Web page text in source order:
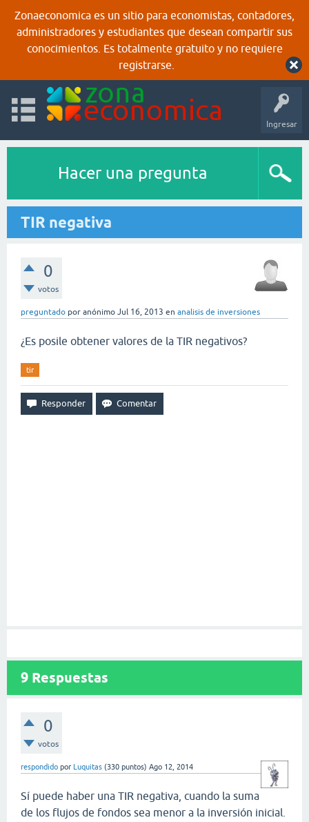
Zonaeconomica es un sitio para economistas, contadores,
administradores y estudiantes que desean compartir sus
conocimientos. Es totalmente gratuito y no requiere
registrarse.
Ingresar
Hacer una pregunta
TIR negativa
0
votos
preguntado por anónimo Jul 16, 2013 en analisis de inversiones
¿Es posile obtener valores de la TIR negativos?
tir
9 Respuestas
0
votos
respondido por Luquitas (330 puntos) Ago 12, 2014
Sí puede haber una TIR negativa, cuando la suma
de los flujos de fondos sea menor a la inversión inicial.